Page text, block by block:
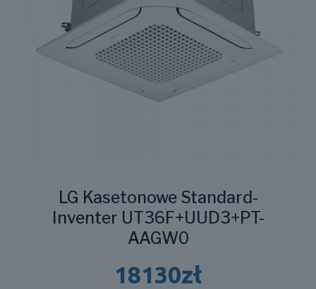
LG Kasetonowe Standard-
Inventer UT36F+UUD3+PT-
AAGW0
18130zł